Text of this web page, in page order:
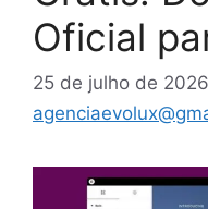
Oficial
25 de julho de 2026